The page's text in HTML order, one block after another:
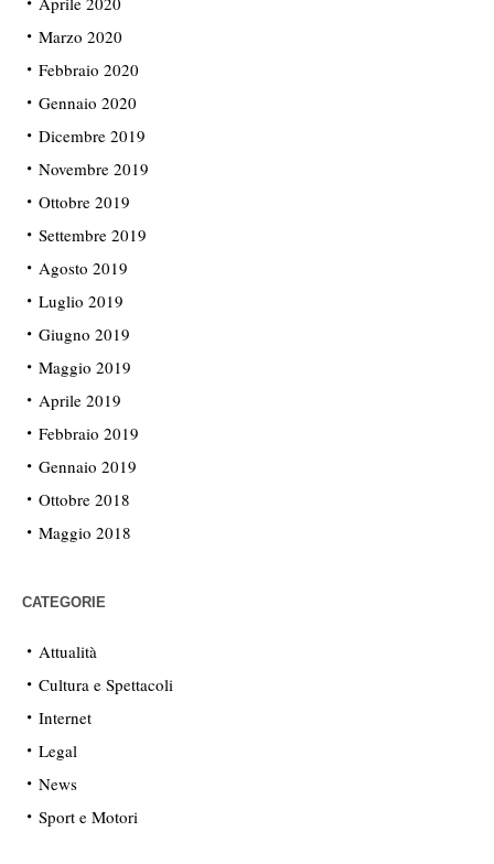
Marzo 2020
Febbraio 2020
Gennaio 2020
Dicembre 2019
Novembre 2019
Ottobre 2019
Settembre 2019
Agosto 2019
Luglio 2019
Giugno 2019
Maggio 2019
Aprile 2019
Febbraio 2019
Gennaio 2019
Ottobre 2018
Maggio 2018
CATEGORIE
Attualità
Cultura e Spettacoli
Internet
Legal
News
Sport e Motori